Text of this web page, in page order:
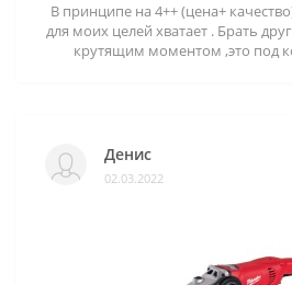
В принципе на 4++ (цена+
для моих целей хватает . Брать
крутящим моментом ,это под
Денис
02.03.2022